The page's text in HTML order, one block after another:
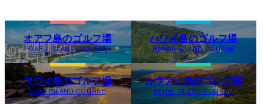
オアフ島のゴルフ場
OAFU ISLAND COURSE
ハワイ島のゴルフ場
HAWAII ISLAND COURSE
マウイ島のゴルフ場
MAUI ISLAND COURSE
カウアイ島のゴルフ場
KAUAI ISLAND COURSE